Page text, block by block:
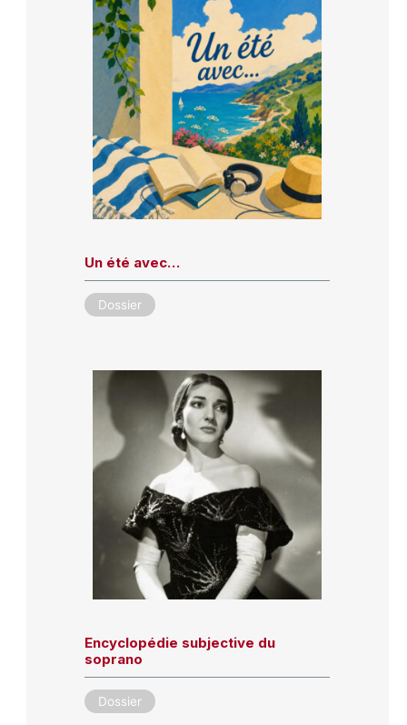
Un été avec…
Dossier
Encyclopédie subjective du
soprano
Dossier